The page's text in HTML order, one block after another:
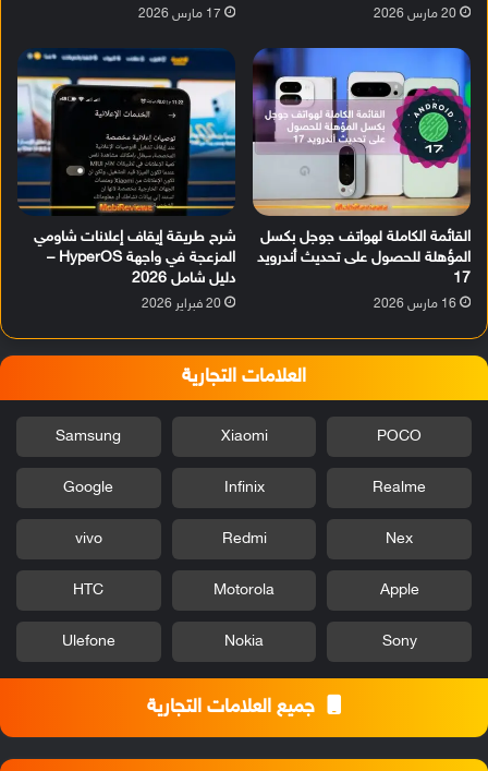
20 مارس 2026 17 مارس 2026
القائمة الكاملة لهواتف جوجل بكسل
المؤهلة للحصول على تحديث أندرويد
17
16 مارس 2026
شرح طريقة إيقاف إعلانات شاومي
المزعجة في واجهة HyperOS –
دليل شامل 2026
20 فبراير 2026
العلامات التجارية
POCO
Xiaomi
Samsung
Realme
Infinix
Google
Nex
Redmi
vivo
Apple
Motorola
HTC
Sony
Nokia
Ulefone
جميع العلامات التجارية